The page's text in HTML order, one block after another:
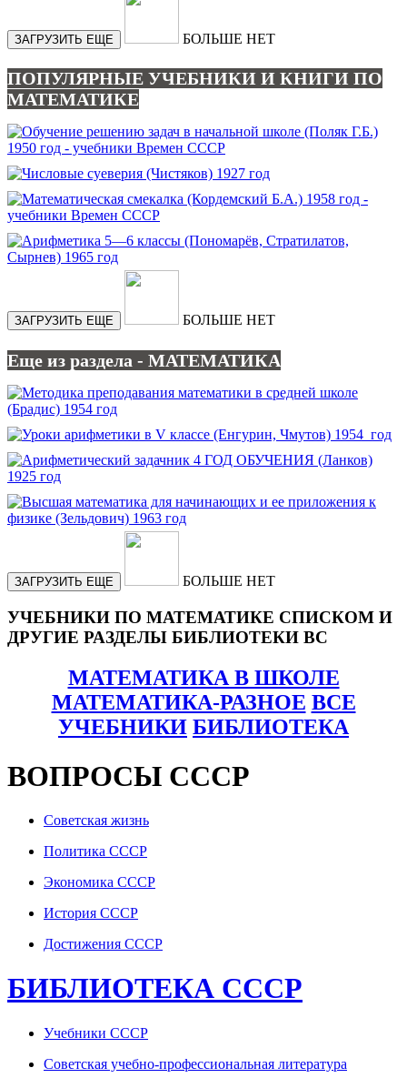
ЗАГРУЗИТЬ ЕЩЕ БОЛЬШЕ НЕТ
ПОПУЛЯРНЫЕ УЧЕБНИКИ И КНИГИ ПО
МАТЕМАТИКЕ
ЗАГРУЗИТЬ ЕЩЕ БОЛЬШЕ НЕТ
Еще из раздела - МАТЕМАТИКА
ЗАГРУЗИТЬ ЕЩЕ БОЛЬШЕ НЕТ
УЧЕБНИКИ ПО МАТЕМАТИКЕ СПИСКОМ И
ДРУГИЕ РАЗДЕЛЫ БИБЛИОТЕКИ ВС
МАТЕМАТИКА В ШКОЛЕ
МАТЕМАТИКА-РАЗНОЕ ВСЕ
УЧЕБНИКИ БИБЛИОТЕКА
ВОПРОСЫ СССР
Советская жизнь
Политика СССР
Экономика СССР
История СССР
Достижения СССР
БИБЛИОТЕКА СССР
Учебники СССР
Советская учебно-профессиональная литература